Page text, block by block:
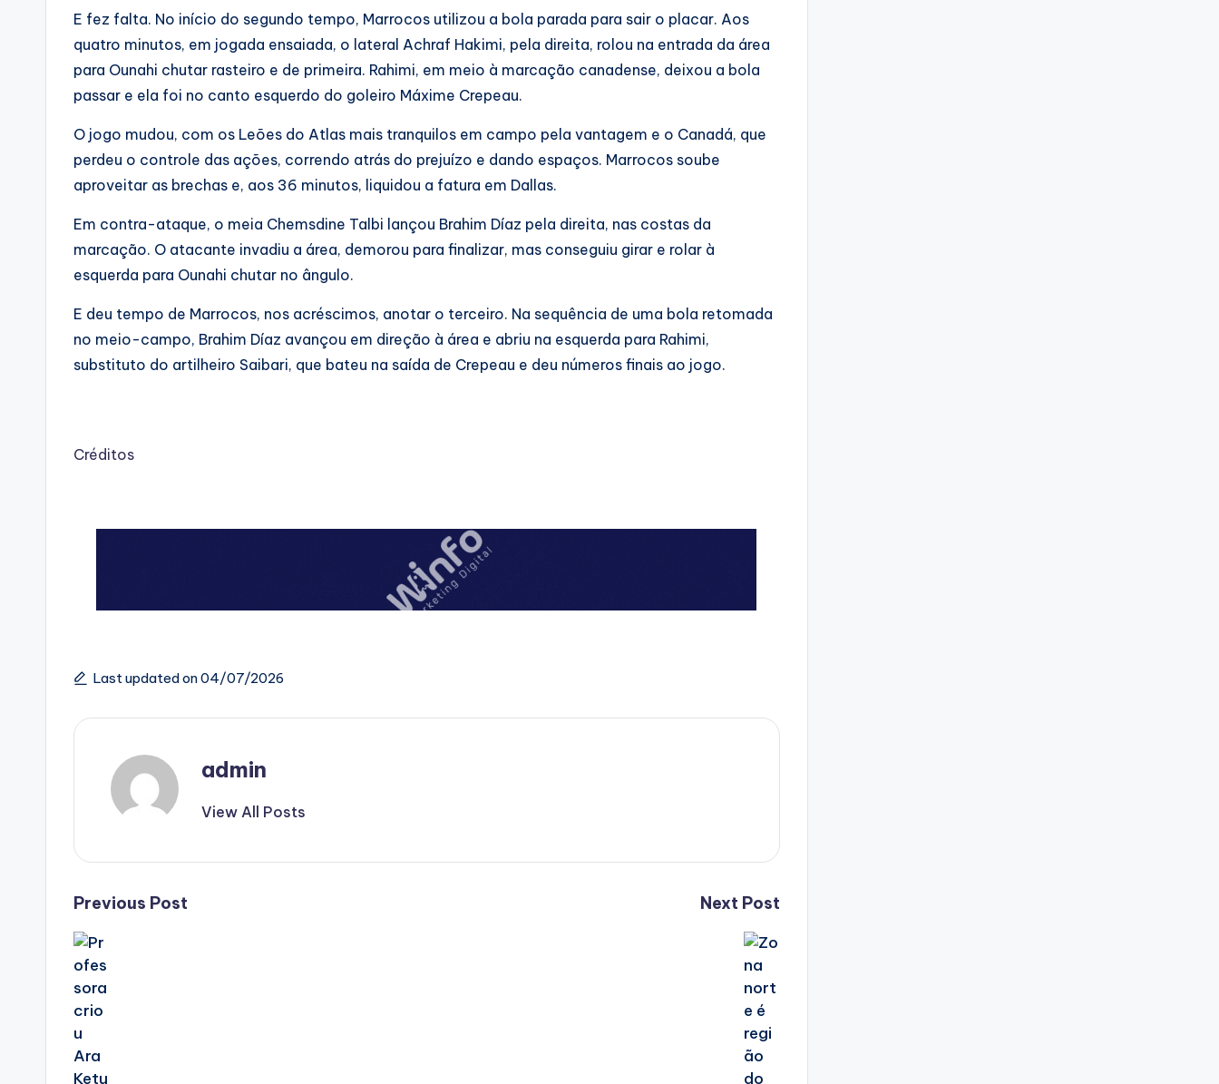
E fez falta. No início do segundo tempo, Marrocos utilizou a bola parada para sair o placar. Aos
quatro minutos, em jogada ensaiada, o lateral Achraf Hakimi, pela direita, rolou na entrada da área
para Ounahi chutar rasteiro e de primeira. Rahimi, em meio à marcação canadense, deixou a bola
passar e ela foi no canto esquerdo do goleiro Máxime Crepeau.
O jogo mudou, com os Leões do Atlas mais tranquilos em campo pela vantagem e o Canadá, que
perdeu o controle das ações, correndo atrás do prejuízo e dando espaços. Marrocos soube
aproveitar as brechas e, aos 36 minutos, liquidou a fatura em Dallas.
Em contra-ataque, o meia Chemsdine Talbi lançou Brahim Díaz pela direita, nas costas da
marcação. O atacante invadiu a área, demorou para finalizar, mas conseguiu girar e rolar à
esquerda para Ounahi chutar no ângulo.
E deu tempo de Marrocos, nos acréscimos, anotar o terceiro. Na sequência de uma bola retomada
no meio-campo, Brahim Díaz avançou em direção à área e abriu na esquerda para Rahimi,
substituto do artilheiro Saibari, que bateu na saída de Crepeau e deu números finais ao jogo.
Créditos
Last updated on 04/07/2026
admin
View All Posts
Post
navigation
Previous Post Next Post